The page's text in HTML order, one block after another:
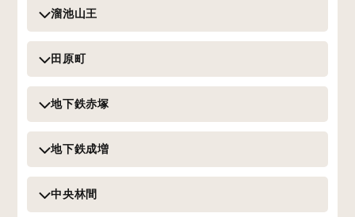
溜池山王
田原町
地下鉄赤塚
地下鉄成増
中央林間